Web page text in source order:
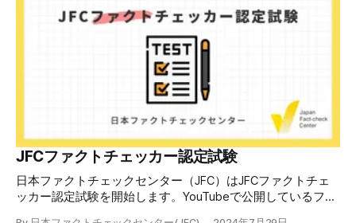
の日本での影響を調べた2万人調査の紹介や、間違った情報
を信じてしまう背景にある人間のバイアス、大規模に拡散す
るSNSアルゴリズムなどを解説しています。 実践編では、画
像や動画や生成AIなど、偽・誤情報をどのように検証したら
良いかをJFCが検証してきた事例から具体的に学びます。
JFCファクトチェッカー認定試験を開始 2024年7月29日か
ら、これらの内容について習熟度を確認するJFCファクトチ
ェッカー認定試験を開始します。誰でもいつでも受験可能で
す（2024年度中は受験料1000円、2025年度から2000円）。
合格者には様々な技能をデジタル証明するオープンバッジ・
ネットワークを活用して、JFCファクトチェッカーの認定証
を発行します。 JFCファクトチェッカー認定試験
JFCファクトチェッカー認定試験
日本ファクトチェックセンター（JFC）はJFCファクトチェ
ッカー認定試験を開始します。YouTubeで公開しているファ